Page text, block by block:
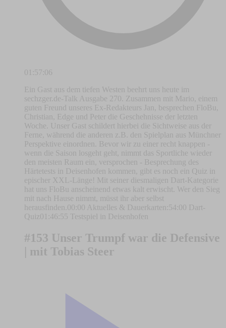
01:57:06
Ein Gast aus dem tiefen Westen beehrt uns heute im
sechzger.de-Talk Ausgabe 270. Zusammen mit Mario, einem
guten Freund unseres Ex-Redakteurs Jan, besprechen FloBu,
Christian, Edge und Peter die Geschehnisse der letzten
Woche. Unser Gast schildert hierbei die Sichtweise aus der
Ferne, während die anderen z.B. den Spielplan aus Münchner
Perspektive einordnen. Bevor wir zu einer recht knappen -
wenn die Saison losgeht geht, nimmt das Sportliche wieder
den meisten Raum ein, versprochen - Besprechung des
Härtetests in Deisenhofen kommen, gibt es noch ein Quiz in
epischer XXL-Länge! Mit seiner diesmaligen Dart-Kategorie
hat uns FloBu anscheinend etwas kalt erwischt. Wer den Sieg
mit nach Hause nimmt, müsst ihr aber selbst
herausfinden.00:00 Aktuelles & Dauerkarten:54:00 Dart-
Quiz01:46:55 Testspiel in Deisenhofen
#153 Unser Trumpf war die Defensive
| mit Tobias Steer